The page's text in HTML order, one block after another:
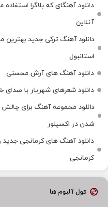
دانلود آهنگای که بلاگرا
آنلاین
دانلود آهنگ ترکی جدید بهترین
استانبول
دانلود آهنگ های آرش محسنی
دانلود شعرهای شهریار با
شدن در اکسپلور
دانلود آهنگ‌ های کرمانجی
کرمانجی
فول آلبوم ها